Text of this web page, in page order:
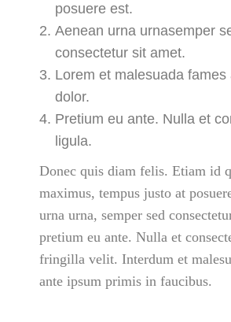
posuere est.
Aenean urna urnasemper
consectetur sit amet.
Lorem et malesuada fames
dolor.
Pretium eu ante. Nulla et
ligula.
Donec quis diam felis. Etiam id
maximus, tempus justo at
urna urna, semper sed
pretium eu ante. Nulla et
fringilla velit. Interdum et
ante ipsum primis in faucibus.